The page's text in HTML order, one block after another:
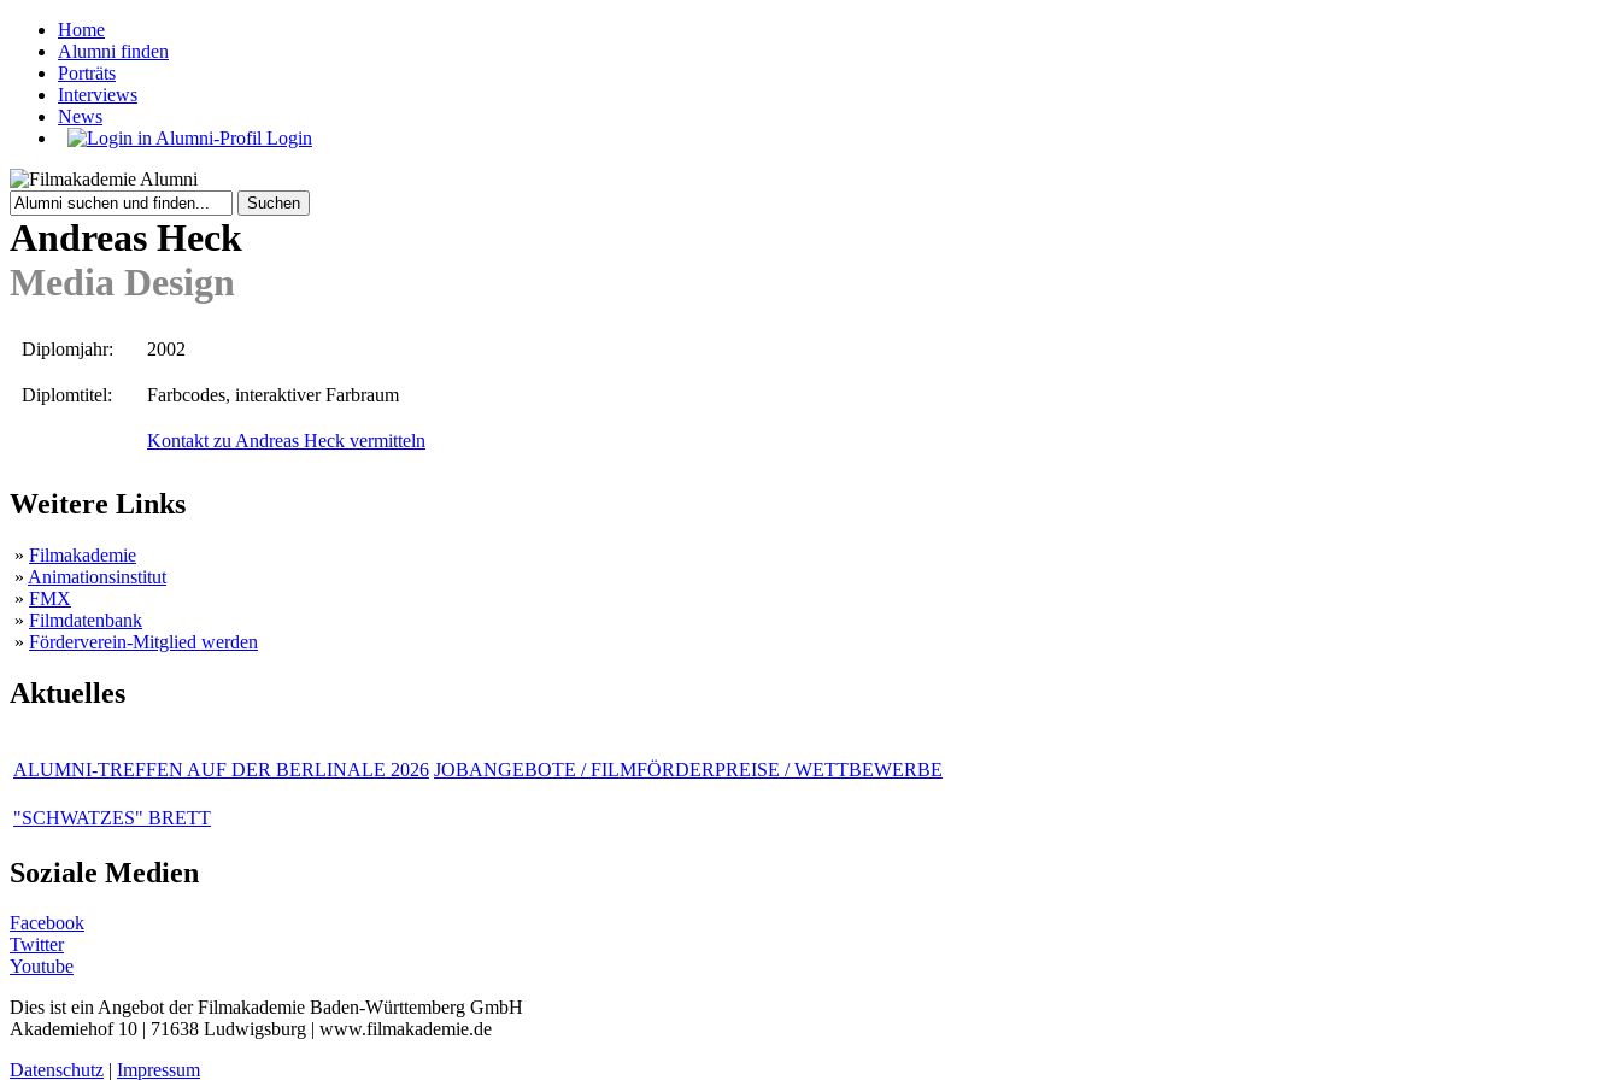
Home
Alumni finden
Porträts
Interviews
News
Login
Andreas Heck
Media Design
Diplomjahr: 2002
Diplomtitel: Farbcodes, interaktiver Farbraum
Kontakt zu Andreas Heck vermitteln
Weitere Links
» Filmakademie
» Animationsinstitut
» FMX
» Filmdatenbank
» Förderverein-Mitglied werden
Aktuelles
ALUMNI-TREFFEN AUF DER BERLINALE 2026 JOBANGEBOTE / FILMFÖRDERPREISE / WETTBEWERBE
"SCHWATZES" BRETT
Soziale Medien
Facebook
Twitter
Youtube
Dies ist ein Angebot der Filmakademie Baden-Württemberg GmbH
Akademiehof 10 | 71638 Ludwigsburg | www.filmakademie.de
Datenschutz | Impressum